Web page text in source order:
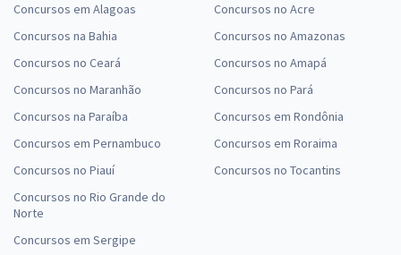
Concursos em Alagoas
Concursos na Bahia
Concursos no Ceará
Concursos no Maranhão
Concursos na Paraíba
Concursos em Pernambuco
Concursos no Piauí
Concursos no Rio Grande do
Norte
Concursos em Sergipe
Concursos no Acre
Concursos no Amazonas
Concursos no Amapá
Concursos no Pará
Concursos em Rondônia
Concursos em Roraima
Concursos no Tocantins